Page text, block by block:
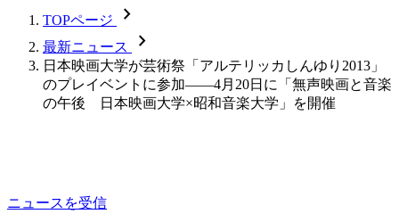
TOPページ chevron_forward
最新ニュース chevron_forward
日本映画大学が芸術祭「アルテリッカしんゆり2013」
のプレイベントに参加――4月20日に「無声映画と音楽
の午後 日本映画大学×昭和音楽大学」を開催
ニュースを受信